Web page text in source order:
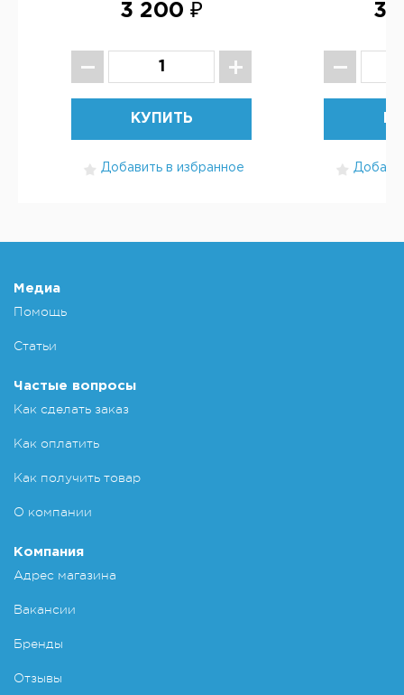
3 200 ₽
КУПИТЬ
Добавить в избранное
3
Медиа
Помощь
Статьи
Частые вопросы
Как сделать заказ
Как оплатить
Как получить товар
О компании
Компания
Адрес магазина
Вакансии
Бренды
Отзывы